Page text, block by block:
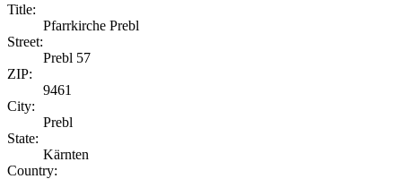
Title:
Pfarrkirche Prebl
Street:
Prebl 57
ZIP:
9461
City:
Prebl
State:
Kärnten
Country: